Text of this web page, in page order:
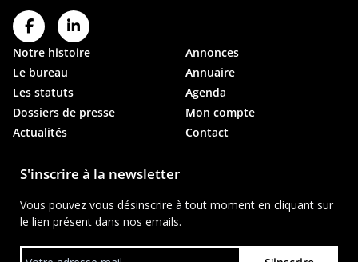
Notre histoire
Le bureau
Les statuts
Dossiers de presse
Actualités
Annonces
Annuaire
Agenda
Mon compte
Contact
S'inscrire à la newsletter
Vous pouvez vous désinscrire à tout moment en cliquant sur
le lien présent dans nos emails.